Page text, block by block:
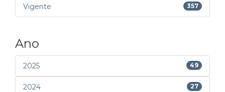
Vigente 357
Ano
2025 49
2024 27